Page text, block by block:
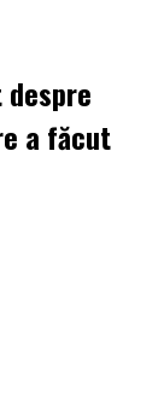
a făcut